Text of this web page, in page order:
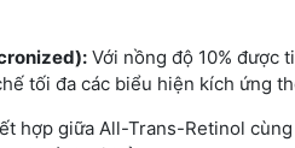
Với nồng độ 10% được
tối đa các biểu hiện kích ứng
hợp giữa All-Trans-Retinol